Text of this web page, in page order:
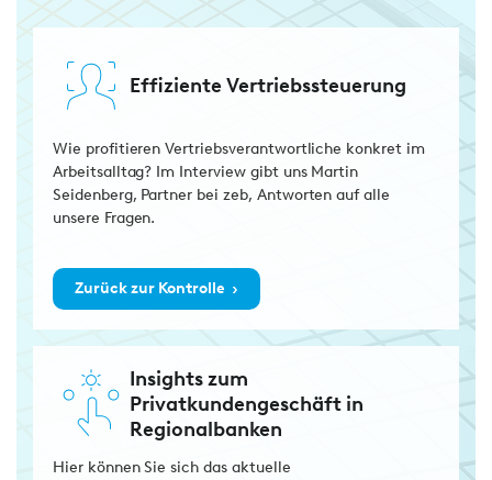
Effiziente Vertriebssteuerung
Wie profitieren Vertriebsverantwortliche konkret im
Arbeitsalltag? Im Interview gibt uns Martin
Seidenberg, Partner bei zeb, Antworten auf alle
unsere Fragen.
Zurück zur Kontrolle ›
Insights zum
Privatkundengeschäft in
Regionalbanken
Hier können Sie sich das aktuelle